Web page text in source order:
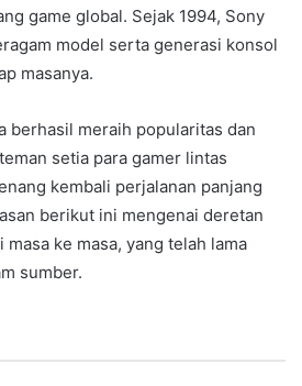
game global. Sejak 1994, Sony
model serta generasi konsol
masanya.
berhasil meraih popularitas dan
setia para gamer lintas
kembali perjalanan panjang
berikut ini mengenai deretan
ke masa, yang telah lama
sumber.